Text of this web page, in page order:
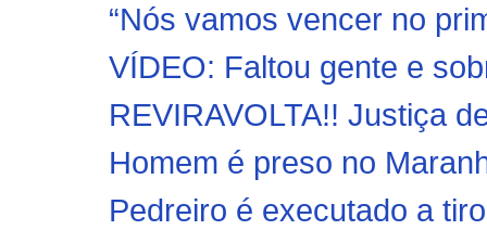
“Nós vamos vencer no
VÍDEO: Faltou gente e
REVIRAVOLTA!! Justiça
Homem é preso no
Pedreiro é executado a